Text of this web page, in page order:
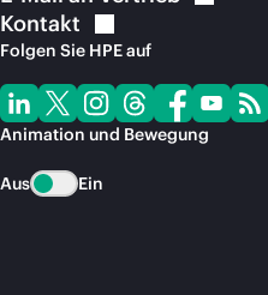
Kontakt
Folgen Sie HPE auf
Animation und Bewegung
Aus Ein